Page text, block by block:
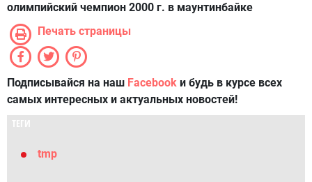
олимпийский чемпион 2000 г. в маунтинбайке
Печать страницы
Подписывайся на наш Facebook и будь в курсе всех
самых интересных и актуальных новостей!
ТЕГИ
tmp